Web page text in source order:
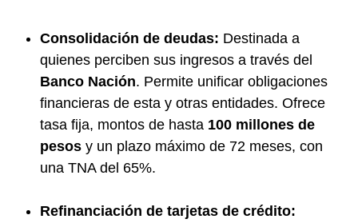
Consolidación de deudas: Destinada a
quienes perciben sus ingresos a través del
Banco Nación. Permite unificar obligaciones
financieras de esta y otras entidades. Ofrece
tasa fija, montos de hasta 100 millones de
pesos y un plazo máximo de 72 meses, con
una TNA del 65%.
Refinanciación de tarjetas de crédito: